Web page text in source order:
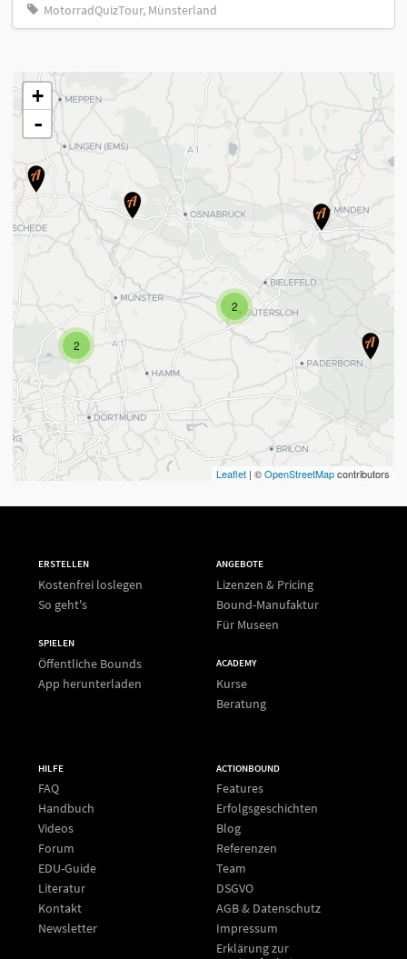
MotorradQuizTour, Münsterland
2
2
+
-
Leaflet | ©OpenStreetMapcontributors
ERSTELLEN
Kostenfrei loslegen
So geht's
SPIELEN
Öffentliche Bounds
App herunterladen
ANGEBOTE
Lizenzen & Pricing
Bound-Manufaktur
Für Museen
ACADEMY
Kurse
Beratung
HILFE
FAQ
Handbuch
Videos
Forum
EDU-Guide
Literatur
Kontakt
Newsletter
ACTIONBOUND
Features
Erfolgsgeschichten
Blog
Referenzen
Team
DSGVO
AGB & Datenschutz
Impressum
Erklärung zur